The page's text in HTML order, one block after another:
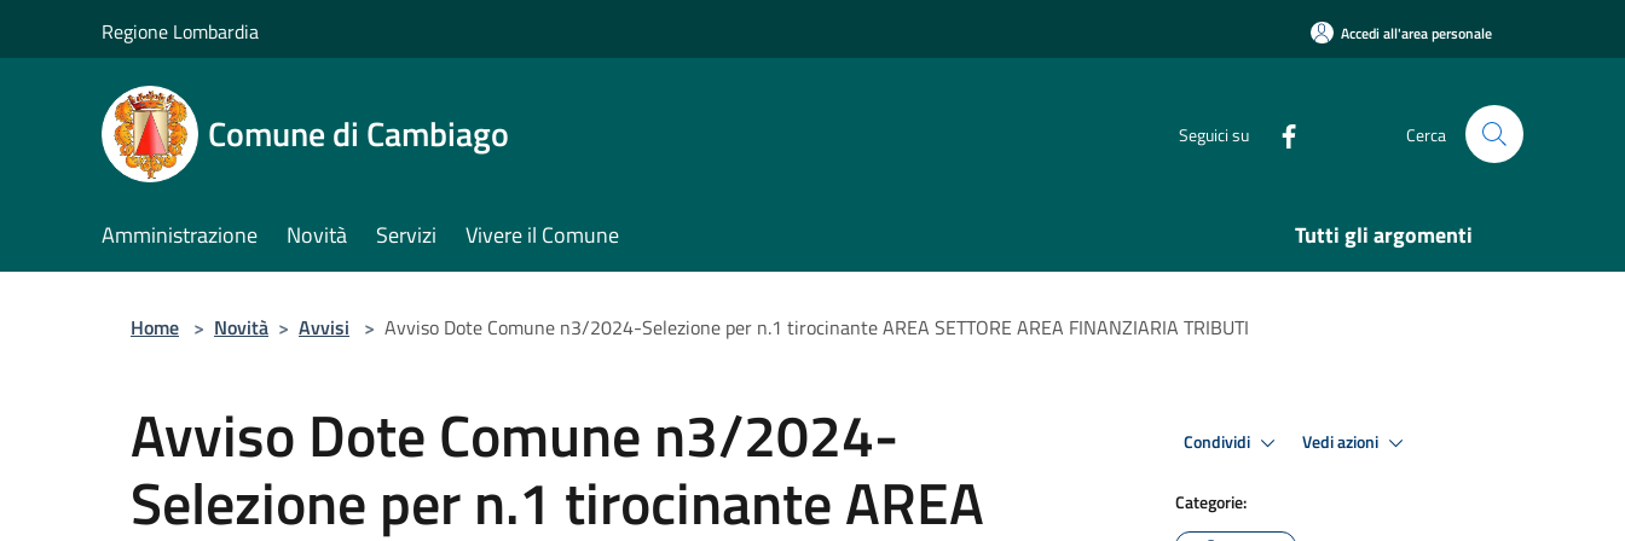
Regione Lombardia Accedi all'area personale
Comune di Cambiago Seguici su Cerca
Amministrazione Novità Servizi Vivere il Comune Tutti gli argomenti
Home > Novità > Avvisi > Avviso Dote Comune n3/2024-Selezione per n.1 tirocinante AREA SETTORE AREA FINANZIARIA TRIBUTI
Avviso Dote Comune n3/2024-
Selezione per n.1 tirocinante AREA
Condividi Vedi azioni
Categorie: